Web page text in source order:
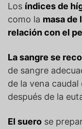
Los índices de
como la masa de
relación con el
La sangre se
de sangre
de la vena
después de la
El suero se